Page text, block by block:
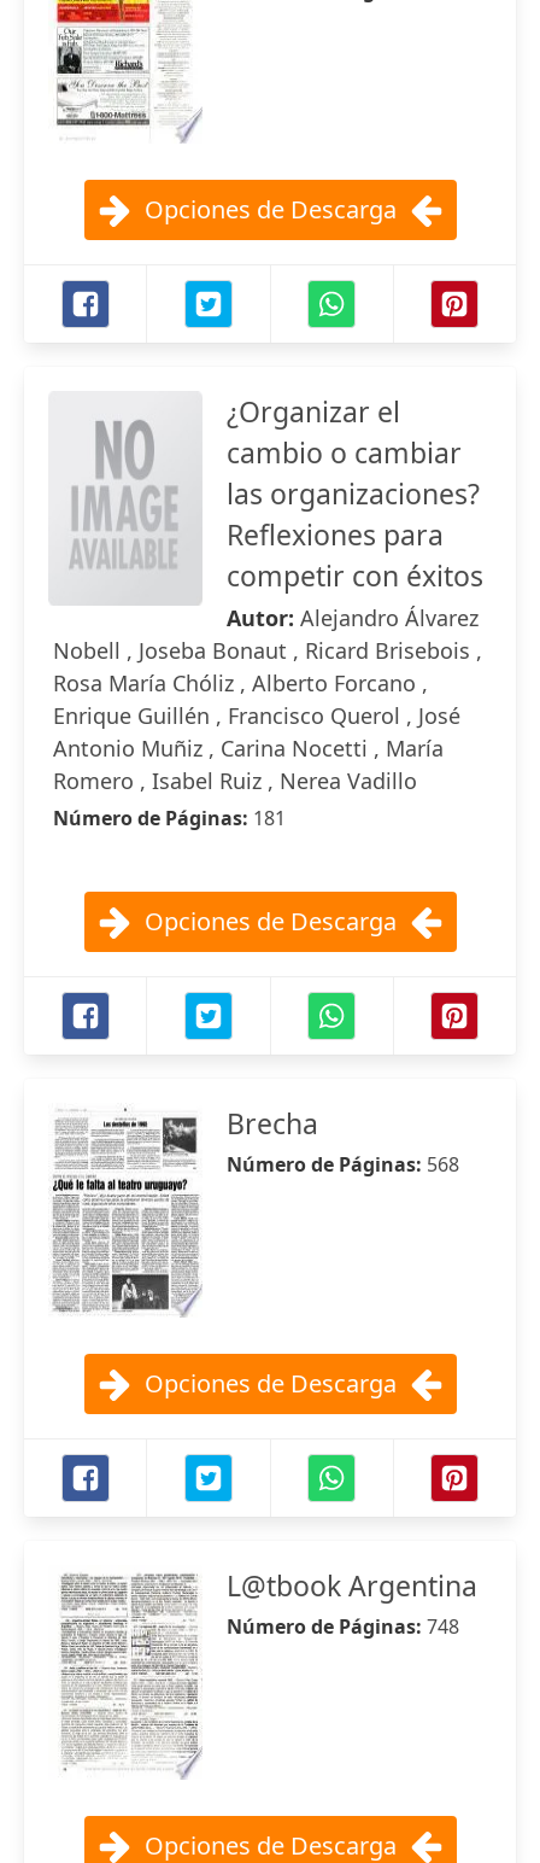
Opciones de Descarga
¿Organizar el
cambio o cambiar
las organizaciones?
Reflexiones para
competir con éxitos
Autor: Alejandro Álvarez
Nobell , Joseba Bonaut , Ricard Brisebois ,
Rosa María Chóliz , Alberto Forcano ,
Enrique Guillén , Francisco Querol , José
Antonio Muñiz , Carina Nocetti , María
Romero , Isabel Ruiz , Nerea Vadillo
Número de Páginas: 181
Opciones de Descarga
Brecha
Número de Páginas: 568
Opciones de Descarga
L@tbook Argentina
Número de Páginas: 748
Opciones de Descarga